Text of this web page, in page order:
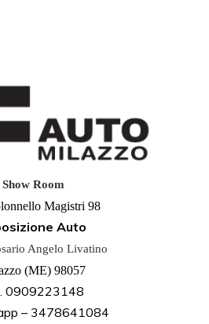
Show Room
Magistri 98
Auto
Angelo Livatino
(ME) 98057
0909223148
– 3478641084